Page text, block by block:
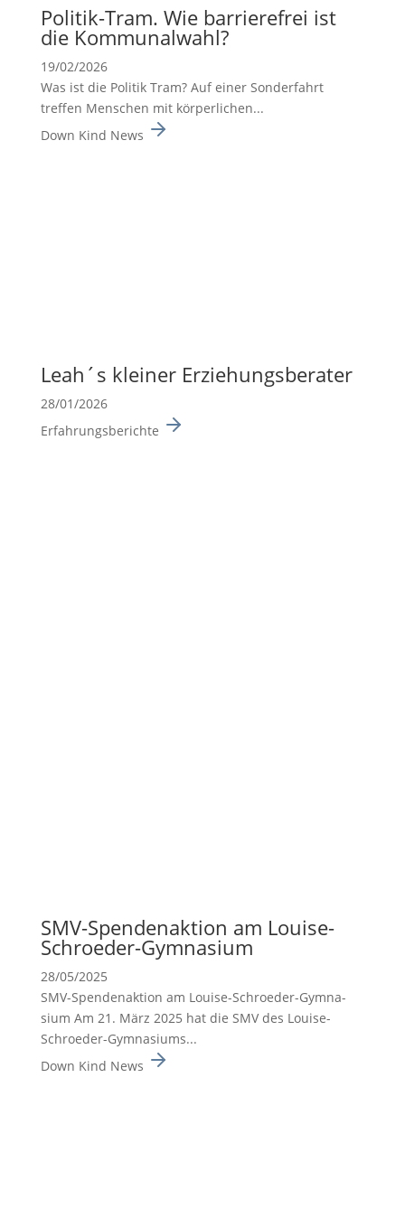
Politik-Tram. Wie barrie­re­frei ist
die Kommu­nal­wahl?
19/02/2026
Was ist die Politik Tram? Auf einer Sonderfahrt
treffen Menschen mit körperlichen...
Down Kind News
Leah´s kleiner Erzie­hungs­be­rater
28/01/2026
Erfahrungsberichte
SMV-Spenden­ak­tion am Louise-
Schroeder-Gymna­sium
28/05/2025
SMV-Spenden­ak­tion am Louise-Schroeder-Gymna­
sium Am 21. März 2025 hat die SMV des Louise-
Schroeder-Gymna­siums...
Down Kind News